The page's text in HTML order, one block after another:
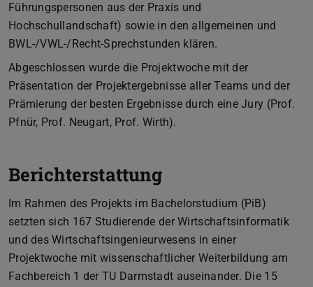
Führungspersonen aus der Praxis und
Hochschullandschaft) sowie in den allgemeinen und
BWL-/VWL-/Recht-Sprechstunden klären.
Abgeschlossen wurde die Projektwoche mit der
Präsentation der Projektergebnisse aller Teams und der
Prämierung der besten Ergebnisse durch eine Jury (Prof.
Pfnür, Prof. Neugart, Prof. Wirth).
Berichterstattung
Im Rahmen des Projekts im Bachelorstudium (PiB)
setzten sich 167 Studierende der Wirtschaftsinformatik
und des Wirtschaftsingenieurwesens in einer
Projektwoche mit wissenschaftlicher Weiterbildung am
Fachbereich 1 der TU Darmstadt auseinander. Die 15